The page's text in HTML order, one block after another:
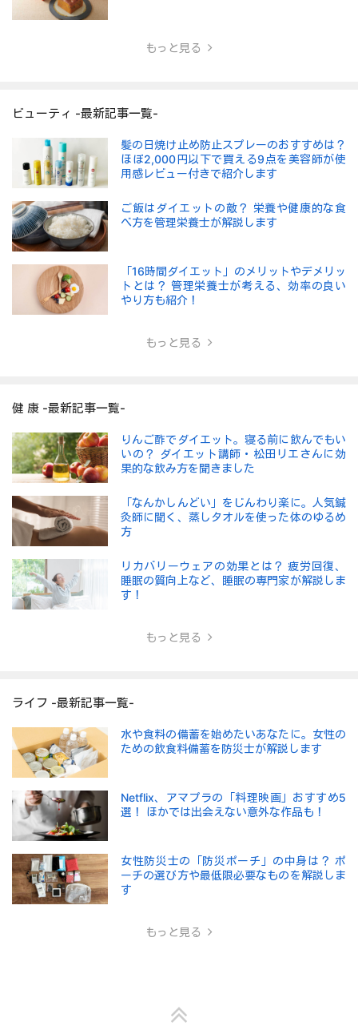
もっと見る
ビューティ -最新記事一覧-
髪の日焼け止め防止スプレーのおすすめは？
ほぼ2,000円以下で買える9点を美容師が使
用感レビュー付きで紹介します
ご飯はダイエットの敵？ 栄養や健康的な食
べ方を管理栄養士が解説します
「16時間ダイエット」のメリットやデメリッ
トとは？ 管理栄養士が考える、効率の良い
やり方も紹介！
もっと見る
健 康 -最新記事一覧-
りんご酢でダイエット。寝る前に飲んでもい
いの？ ダイエット講師・松田リエさんに効
果的な飲み方を聞きました
「なんかしんどい」をじんわり楽に。人気鍼
灸師に聞く、蒸しタオルを使った体のゆるめ
方
リカバリーウェアの効果とは？ 疲労回復、
睡眠の質向上など、睡眠の専門家が解説しま
す！
もっと見る
ライフ -最新記事一覧-
水や食料の備蓄を始めたいあなたに。女性の
ための飲食料備蓄を防災士が解説します
Netflix、アマプラの「料理映画」おすすめ5
選！ ほかでは出会えない意外な作品も！
女性防災士の「防災ポーチ」の中身は？ ポ
ーチの選び方や最低限必要なものを解説しま
す
もっと見る